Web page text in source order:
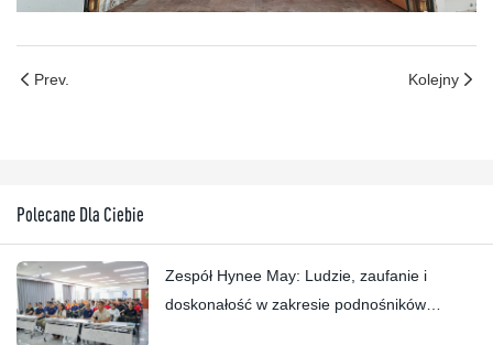
Prev. Kolejny
Polecane Dla Ciebie
Zespół Hynee May: Ludzie, zaufanie i
doskonałość w zakresie podnośników